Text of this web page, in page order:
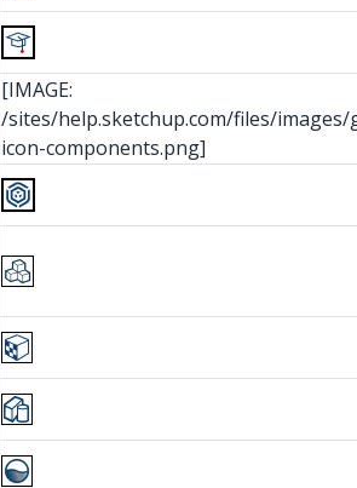
[IMAGE:
/sites/help.sketchup.com/files/images/
icon-components.png]